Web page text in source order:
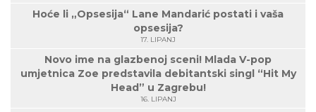
Hoće li „Opsesija“ Lane Mandarić postati i vaša
opsesija?
17. LIPANJ
Novo ime na glazbenoj sceni! Mlada V-pop
umjetnica Zoe predstavila debitantski singl “Hit My
Head” u Zagrebu!
16. LIPANJ